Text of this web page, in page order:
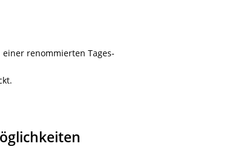
renommierten Tages-